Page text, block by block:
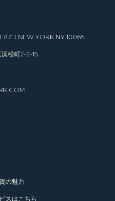
#7D NEW YORK NY 10065
松町2-2-15
の魅力
スはこちら